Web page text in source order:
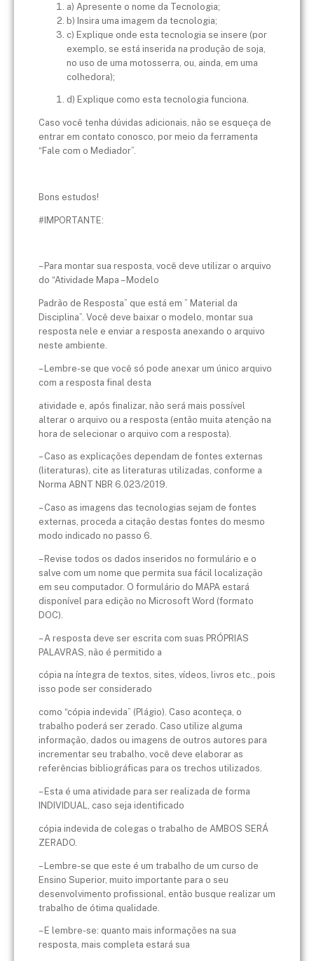
a) Apresente o nome da Tecnologia;
b) Insira uma imagem da tecnologia;
c) Explique onde esta tecnologia se insere (por
exemplo, se está inserida na produção de soja,
no uso de uma motosserra, ou, ainda, em uma
colhedora);
d) Explique como esta tecnologia funciona.
Caso você tenha dúvidas adicionais, não se esqueça de
entrar em contato conosco, por meio da ferramenta
“Fale com o Mediador”.
Bons estudos!
#IMPORTANTE:
– Para montar sua resposta, você deve utilizar o arquivo
do “Atividade Mapa – Modelo
Padrão de Resposta” que está em ” Material da
Disciplina”. Você deve baixar o modelo, montar sua
resposta nele e enviar a resposta anexando o arquivo
neste ambiente.
– Lembre-se que você só pode anexar um único arquivo
com a resposta final desta
atividade e, após finalizar, não será mais possível
alterar o arquivo ou a resposta (então muita atenção na
hora de selecionar o arquivo com a resposta).
– Caso as explicações dependam de fontes externas
(literaturas), cite as literaturas utilizadas, conforme a
Norma ABNT NBR 6.023/2019.
– Caso as imagens das tecnologias sejam de fontes
externas, proceda a citação destas fontes do mesmo
modo indicado no passo 6.
– Revise todos os dados inseridos no formulário e o
salve com um nome que permita sua fácil localização
em seu computador. O formulário do MAPA estará
disponível para edição no Microsoft Word (formato
DOC).
– A resposta deve ser escrita com suas PRÓPRIAS
PALAVRAS, não é permitido a
cópia na íntegra de textos, sites, vídeos, livros etc., pois
isso pode ser considerado
como “cópia indevida” (Plágio). Caso aconteça, o
trabalho poderá ser zerado. Caso utilize alguma
informação, dados ou imagens de outros autores para
incrementar seu trabalho, você deve elaborar as
referências bibliográficas para os trechos utilizados.
– Esta é uma atividade para ser realizada de forma
INDIVIDUAL, caso seja identificado
cópia indevida de colegas o trabalho de AMBOS SERÁ
ZERADO.
– Lembre-se que este é um trabalho de um curso de
Ensino Superior, muito importante para o seu
desenvolvimento profissional, então busque realizar um
trabalho de ótima qualidade.
– E lembre-se: quanto mais informações na sua
resposta, mais completa estará sua